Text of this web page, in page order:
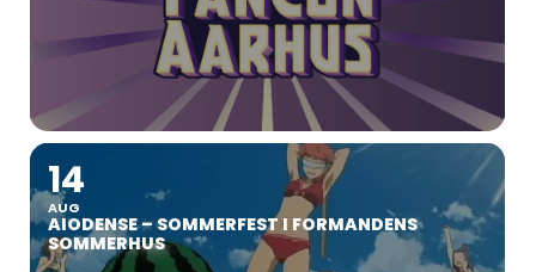
14
AUG
AIODENSE – SOMMERFEST I FORMANDENS
SOMMERHUS